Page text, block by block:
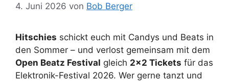
4. Juni 2026 von Bob Berger
Hitschies schickt euch mit Candys und Beats in
den Sommer – und verlost gemeinsam mit dem
Open Beatz Festival gleich 2×2 Tickets für das
Elektronik-Festival 2026. Wer gerne tanzt und